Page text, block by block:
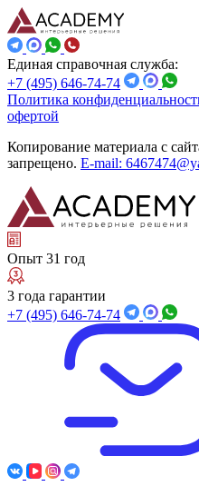
Единая справочная служба:
+7 (495) 646-74-74
Политика
офертой
Копирование материала с
запрещено. E-mail:
Опыт 31 год
3 года гарантии
+7 (495) 646-74-74